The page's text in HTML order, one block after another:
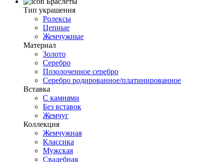
Тип украшения
Ролексы
Цепные
Жемчужные
Материал
Золото
Серебро
Позолоченное серебро
Серебро родированное/платинированное
Вставка
С камнями
Без вставок
Жемчуг
Коллекция
Жемчужная
Классика
Мужская
Свадебная